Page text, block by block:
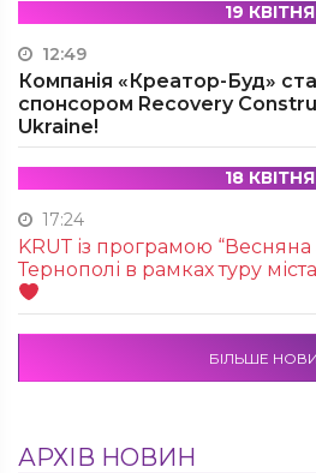
19 КВІТНЯ
12:49
Компанія «Креатор-Буд»
спонсором Recovery
Ukraine!
18 КВІТНЯ
17:24
KRUТ із програмою “Весняна
Тернополі в рамках туру
БІЛЬШЕ
АРХІВ НОВИН